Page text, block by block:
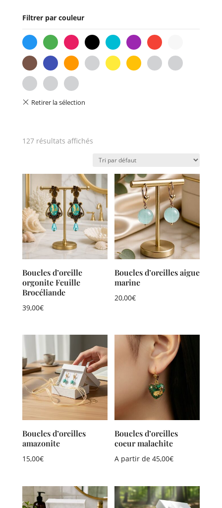
Filtrer par couleur
bleu vert rose noir turquoiseviolet rouge
marron indigo orange or jaune ambre gris beige
fuchsia lilas
les-
4-
couleurs
127 résultats affichés
Boucles d’oreille
orgonite Feuille
Brocéliande
39,00€
Boucles d’oreilles aigue
marine
20,00€
Boucles d’oreilles
amazonite
15,00€
Boucles d’oreilles
coeur malachite
A partir de45,00€